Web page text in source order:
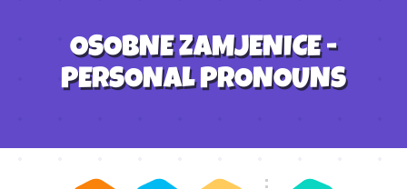
OSOBNE ZAMJENICE -
PERSONAL PRONOUNS
Aktivnosti lekcije